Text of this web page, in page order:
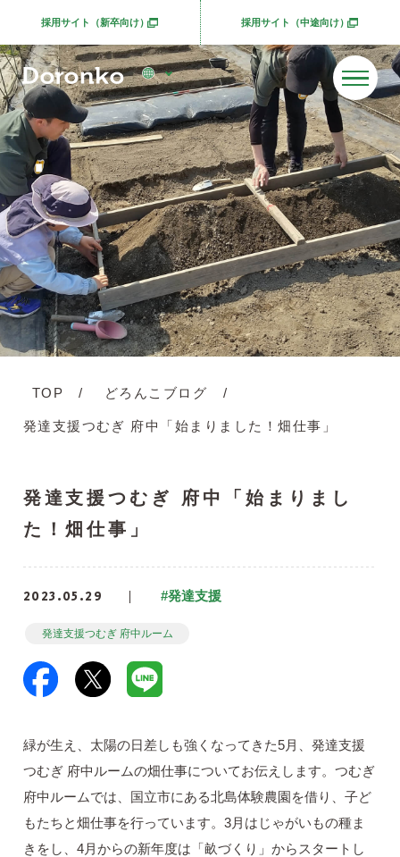
採用サイト（新卒向け）別ウィンドウで開きます 採用サイト（中途向け）別ウィンドウで開きま
TOP どろんこブログ
発達支援つむぎ 府中「始まりました！畑仕事」
発達支援つむぎ 府中「始まりまし
た！畑仕事」
2023.05.29 #発達支援
発達支援つむぎ 府中ルーム
緑が生え、太陽の日差しも強くなってきた5月、発達支援
つむぎ 府中ルームの畑仕事についてお伝えします。つむぎ
府中ルームでは、国立市にある北島体験農園を借り、子ど
もたちと畑仕事を行っています。3月はじゃがいもの種ま
きをし、4月からの新年度は「畝づくり」からスタートし